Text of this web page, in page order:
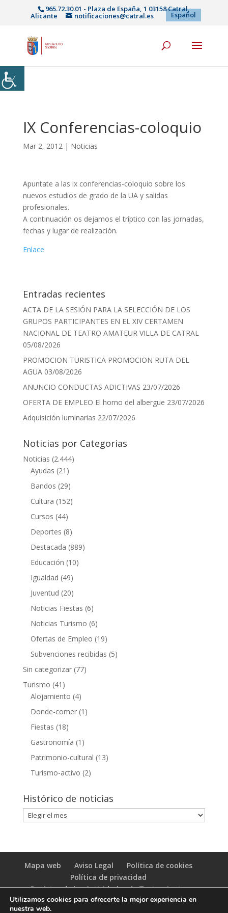
965.72.30.01 - Plaza de España, 1 03158 Catral,
Alicante notificaciones@catral.es Español
IX Conferencias-coloquio
Mar 2, 2012| Noticias
Apuntate a las ix conferencias-coloquio sobre los
nuevos estudios de grado de la UA y salidas
profesionales.
A continuación os dejamos el tríptico con las jornadas,
fechas y lugar de realización.
Enlace
Entradas recientes
ACTA DE LA SESIÓN PARA LA SELECCIÓN DE LOS
GRUPOS PARTICIPANTES EN EL XIV CERTAMEN
NACIONAL DE TEATRO AMATEUR VILLA DE CATRAL
05/08/2026
PROMOCION TURISTICA PROMOCION RUTA DEL
AGUA 03/08/2026
ANUNCIO CONDUCTAS ADICTIVAS 23/07/2026
OFERTA DE EMPLEO El horno del albergue 23/07/2026
Adquisición luminarias 22/07/2026
Noticias por Categorias
Noticias (2.444)
Ayudas (21)
Bandos (29)
Cultura (152)
Cursos (44)
Deportes (8)
Destacada (889)
Educación (10)
Igualdad (49)
Juventud (20)
Noticias Fiestas (6)
Noticias Turismo (6)
Ofertas de Empleo (19)
Subvenciones recibidas (5)
Sin categorizar(77)
Turismo (41)
Alojamiento (4)
Donde-comer(1)
Fiestas (18)
Gastronomía (1)
Patrimonio-cultural (13)
Turismo-activo (2)
Histórico de noticias
Histórico
de
Mapa web Aviso Legal
Política de cookies
Política de privacidad
Registro de las Actividades de Tratamiento
(RAT)
Utilizamos cookies para ofrecerte la mejor experiencia en
nuestra web.